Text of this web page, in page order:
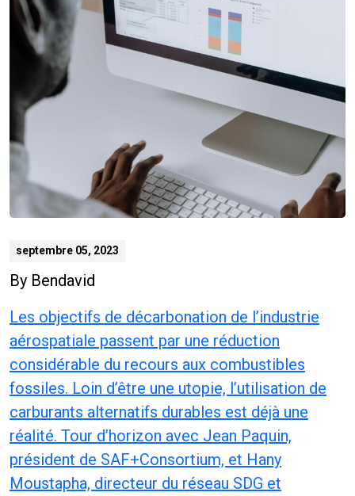
septembre 05, 2023
By Bendavid
Les objectifs de décarbonation de l’industrie
aérospatiale passent par une réduction
considérable du recours aux combustibles
fossiles. Loin d’être une utopie, l’utilisation de
carburants alternatifs durables est déjà une
réalité. Tour d’horizon avec Jean Paquin,
président de SAF+Consortium, et Hany
Moustapha, directeur du réseau SDG et